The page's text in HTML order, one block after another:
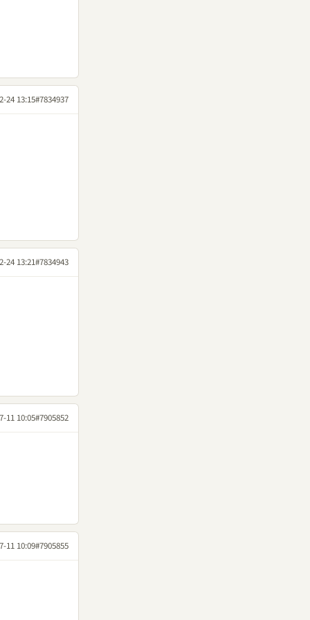
24 13:15#7834937
24 13:21#7834943
11 10:05#7905852
11 10:09#7905855